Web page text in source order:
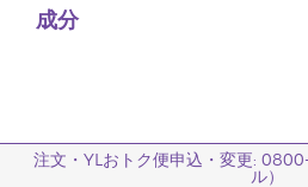
成分
注文・YLおトク便申込・変更:
ル）